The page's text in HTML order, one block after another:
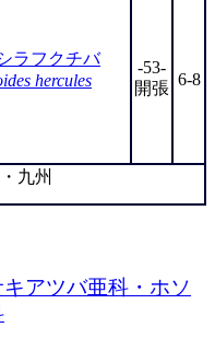
ラフクチバ
hercules
-53-
開張 6-8
九州
アツバ亜科・ホソ